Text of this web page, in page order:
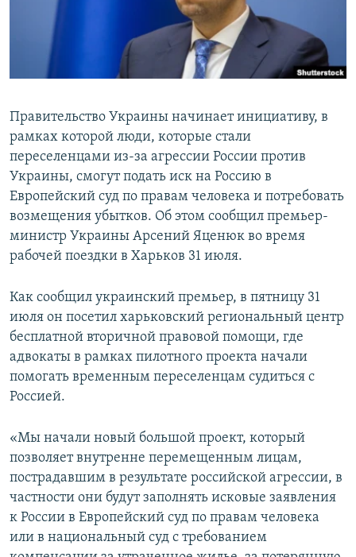
ПОБЕДИТЕЛЕЙ НЕ СУДЯТ?
КРЫМ.НЕПОКОРЕННЫЙ
Все сайты RFE/RL
Правительство Украины начинает инициативу, в
рамках которой люди, которые стали
переселенцами из-за агрессии России против
Украины, смогут подать иск на Россию в
Европейский суд по правам человека и потребовать
возмещения убытков. Об этом сообщил премьер-
министр Украины Арсений Яценюк во время
рабочей поездки в Харьков 31 июля.
Как сообщил украинский премьер, в пятницу 31
июля он посетил харьковский региональный центр
бесплатной вторичной правовой помощи, где
адвокаты в рамках пилотного проекта начали
помогать временным переселенцам судиться с
Россией.
«Мы начали новый большой проект, который
позволяет внутренне перемещенным лицам,
пострадавшим в результате российской агрессии, в
частности они будут заполнять исковые заявления
к России в Европейский суд по правам человека
или в национальный суд с требованием